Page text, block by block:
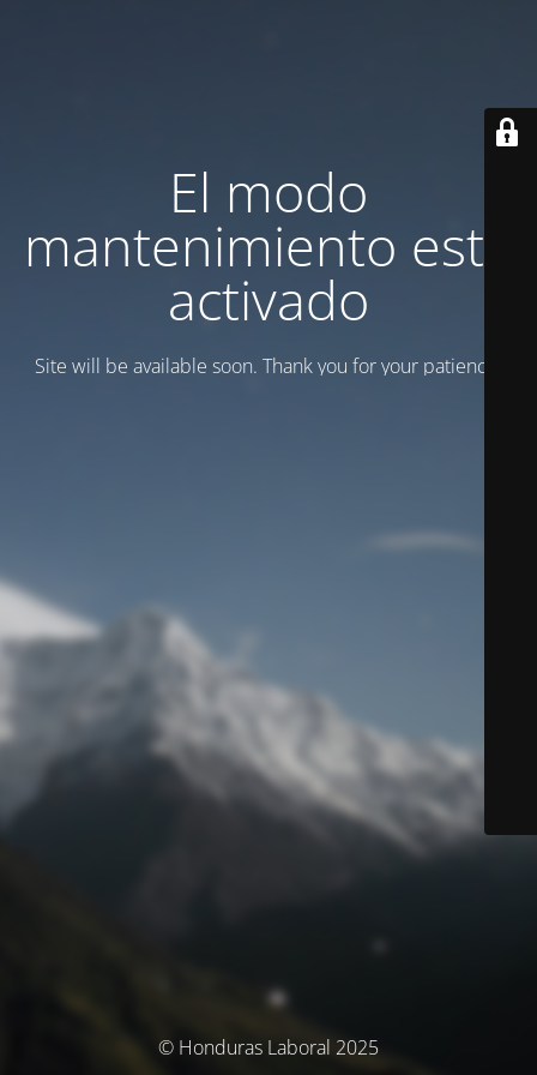
El modo
mantenimiento está
activado
Site will be available soon. Thank you for your patience!
© Honduras Laboral 2025